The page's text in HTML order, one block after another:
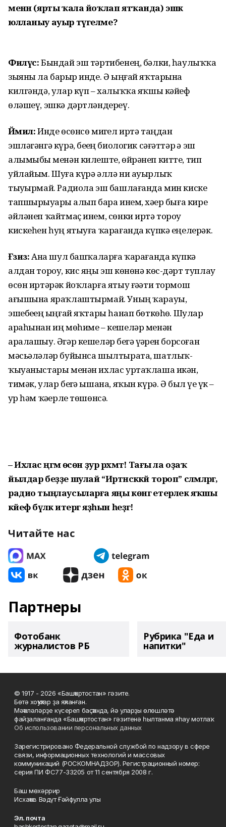
менән (ярты ҡала йоҡлап ятҡанда) эшкә
юлланыу ауыр түгелме?
Филүс:Бындай эш тәртибенең, бәлки, һаулыҡҡа
зыяны ла барҙыр инде. Ә ыңғай яҡтарына
килгәндә, улар күп – халыҡҡа яҡшы кәйеф
өләшеү, эшкә дәртләндереү.
Йәмил:Инде өсөнсө миҙгел иртә таңдан
эшләгәнгә күрә, беҙҙең биологик сәғәттәр ҙә эш
алымыбыҙ менән килеште, өйрәнеп китте, тип
уйлайым. Шуға күрә әллә ни ауырлыҡ
тыуҙырмай. Радиола эш башлағанда мин киске
тапшырыуҙарҙы алып бара инем, хәҙер быға кире
әйләнеп ҡайтмаҫ инем, сөнки иртә тороу
кискеһен һуң ятыуға ҡарағанда күпкә еңелерәк.
Ғәзиз:Ана шул башҡаларға ҡарағанда күпкә
алдан тороу, кис яңы эш көнөнә көс-дәрт туплау
өсөн иртәрәк йоҡларға ятыу ғәҙәти тормош
ағышына яраҡлаштырмай. Уның ҡарауы,
эшебеҙҙең ыңғай яҡтары һанап бөткөһөҙ. Шулар
араһынан иң мөһиме – кешеләр менән
аралашыу. Әгәр кешеләр беҙгә үҙҙәрен борсоған
мәсьәләләр буйынса шылтырата, шатлыҡ-
ҡыуаныстары менән ихлас уртаҡлаша икән,
тимәк, улар беҙгә ышана, яҡын күрә. Ә был үҙе үк –
ҙур һәм ҡәҙерле төшөнсә.
– Ихлас әңгәмә өсөн ҙур рәхмәт! Тағы ла оҙаҡ
йылдар беҙҙе шулай “Иртәнсәккәй тороп” сәләмләргә,
радио тыңлаусы­ларға яңы көнгә етерлек яҡшы
кәйеф бүләк итергә яҙһын һеҙгә!
Читайте нас
Партнеры
Фотобанк
журналистов РБ
Рубрика "Еда и
напитки"
© 1917 - 2026 «Башҡортостан» гәзите.
Бөтә хоҡуҡтар ҙа яҡланған.
Мәҡәләләрҙе күсереп баҫҡанда, йә уларҙы өлөшләтә
файҙаланғанда «Башҡортостан» гәзитенә һылтанма яһау мотлаҡ.
Об использовании персональных данных
Зарегистрировано Федеральной службой по надзору в сфере
связи, информационных технологий и массовых
коммуникаций (РОСКОМНАДЗОР). Регистрационный номер:
серия ПИ ФС77-33205 от 11 сентября 2008 г.
Баш мөхәррир
Исхаҡов Вәдүт Ғәйфулла улы
Эл. почта